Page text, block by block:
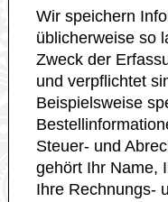
Wir speichern
üblicherweise so
Zweck der
und verpflichtet
Beispielsweise
Steuer- und
gehört Ihr Name,
Ihre Rechnungs-